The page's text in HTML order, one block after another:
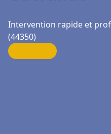
Intervention rapide et
(44350)